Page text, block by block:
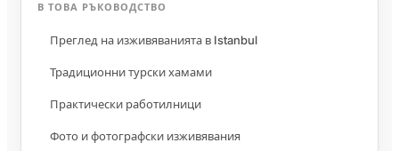
В ТОВА РЪКОВОДСТВО
Преглед на изживяванията в Istanbul
Традиционни турски хамами
Практически работилници
Фото и фотографски изживявания